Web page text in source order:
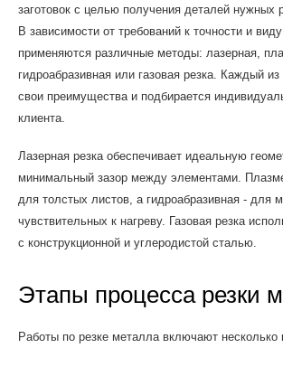
заготовок с целью получения деталей
В зависимости от требований к точности и
применяются различные методы: лазерная,
гидроабразивная или газовая резка. Каждый
свои преимущества и подбирается
клиента.
Лазерная резка обеспечивает идеальную
минимальный зазор между элементами.
для толстых листов, а гидроабразивная - для
чувствительных к нагреву. Газовая резка
с конструкционной и углеродистой сталью.
Этапы процесса резки
Работы по резке металла включают несколько